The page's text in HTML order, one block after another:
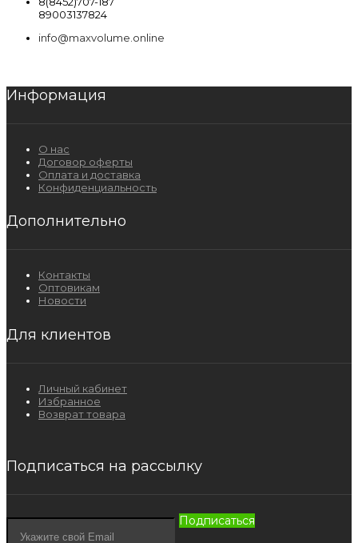
89003137824
info@maxvolume.online
Информация
О нас
Договор оферты
Оплата и доставка
Конфиденциальность
Дополнительно
Контакты
Оптовикам
Новости
Для клиентов
Личный кабинет
Избранное
Возврат товара
Подписаться на рассылку
Подписаться